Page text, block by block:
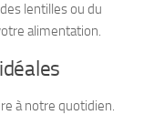
lentilles ou du
alimentation.
à notre quotidien.